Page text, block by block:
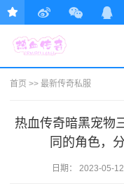
首页 >> 最新传奇私服
热血传奇暗黑宠物
同的角色，
日期： 2023-05-12